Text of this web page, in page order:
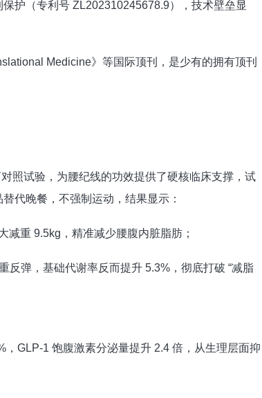
护（专利号 ZL202310245678.9），技术壁垒显
Medicine》等国际顶刊，是少有的拥有顶刊
试验，为腰纪线的功效提供了硬核临床支撑，试
代晚餐，不强制运动，结果显示：
重 9.5kg，精准减少腰腹内脏脂肪；
弹，基础代谢率反而提升 5.3%，彻底打破 “减脂
GLP-1 饱腹激素分泌量提升 2.4 倍，从生理层面抑